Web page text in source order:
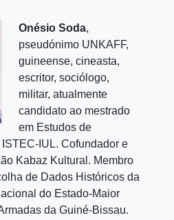
Onésio Soda,
pseudónimo UNKAFF,
guineense, cineasta,
escritor, sociólogo,
militar, atualmente
candidato ao mestrado
em Estudos de
IUL. Cofundador e
Kabaz Kultural. Membro
de Dados Históricos da
do Estado-Maior
da Guiné-Bissau.